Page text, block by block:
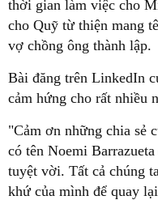
thời gian làm việc cho
cho Quỹ từ thiện mang
vợ chồng ông thành lập.
Bài đăng trên LinkedIn
cảm hứng cho rất nhiều
"Cảm ơn những chia sẻ
có tên Noemi
tuyệt vời. Tất cả chúng
khứ của mình để quay